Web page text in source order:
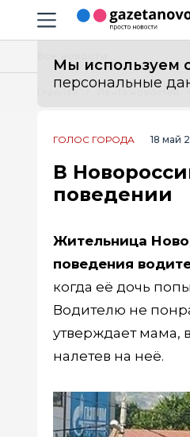
Навигация сайта
Мы используем
персональные
Главная Лента новостей
ГОЛОС ГОРОДА 18 май
В
поведении
Жительница
поведения
когда её дочь
Водителю не
утверждает мама,
налетев на неё.